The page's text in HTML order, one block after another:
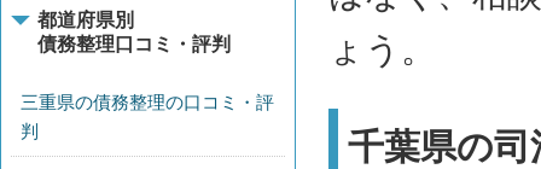
ょう。
千葉県の
都道府県別
債務整理口コミ・評判
三重県の債務整理の口コミ・評
判